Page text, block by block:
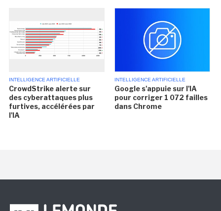
INTELLIGENCE ARTIFICIELLE
CrowdStrike alerte sur
des cyberattaques plus
furtives, accélérées par
l'IA
INTELLIGENCE ARTIFICIELLE
Google s'appuie sur l'IA
pour corriger 1 072 failles
dans Chrome